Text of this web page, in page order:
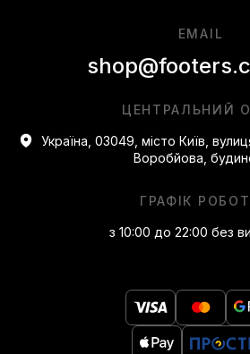
ЦЕНТРАЛЬНИЙ
Україна, 03049, місто Київ,
Воробйова,
ГРАФІК
з 10:00 до 22:00 без
EMAIL